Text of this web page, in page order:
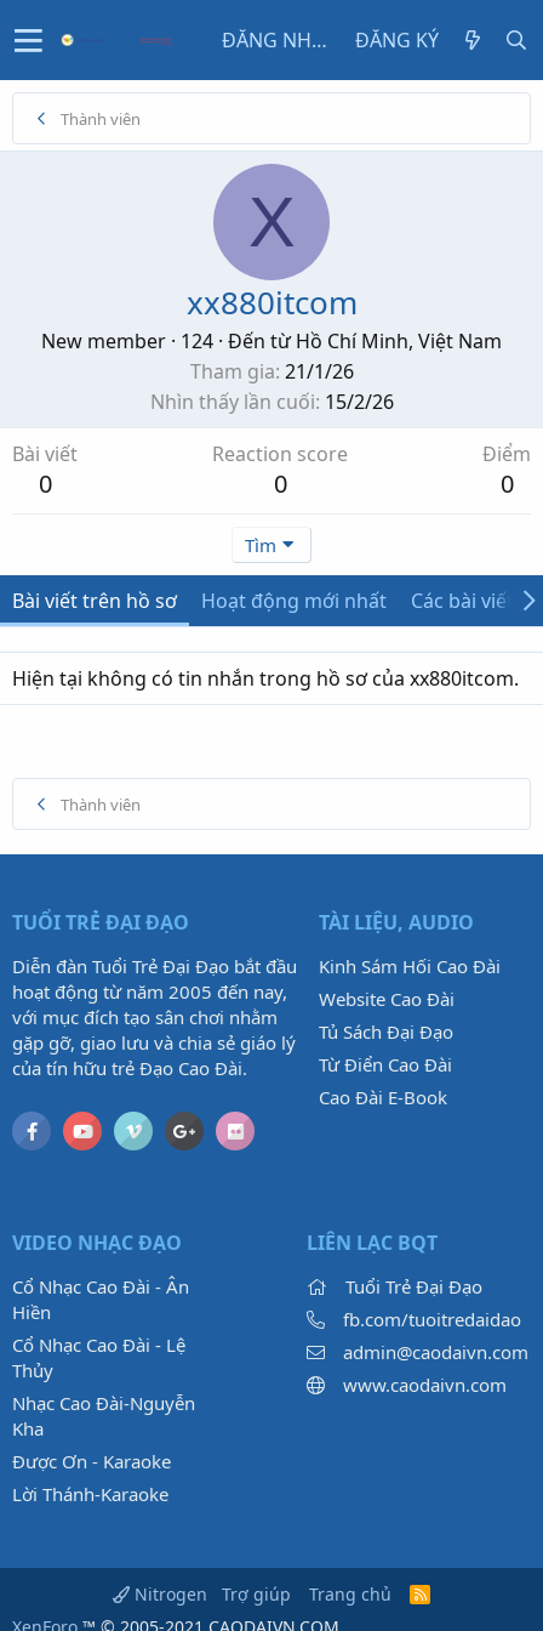
ĐĂNG NHẬP ĐĂNG KÝ
Thành viên
X
xx880itcom
New member · 124 · Đến từHồ Chí Minh, Việt Nam
Tham gia 21/1/26
Nhìn thấy lần cuối 15/2/26
Bài viết
0
Reaction score
0
Điểm
0
Tìm
Bài viết trên hồ sơ Hoạt động mới nhất Các bài viết
Hiện tại không có tin nhắn trong hồ sơ của xx880itcom.
Thành viên
TUỔI TRẺ ĐẠI ĐẠO
Diễn đàn Tuổi Trẻ Đại Đạo bắt đầu
hoạt động từ năm 2005 đến nay,
với mục đích tạo sân chơi nhằm
gặp gỡ, giao lưu và chia sẻ giáo lý
của tín hữu trẻ Đạo Cao Đài.
TÀI LIỆU, AUDIO
Kinh Sám Hối Cao Đài
Website Cao Đài
Tủ Sách Đại Đạo
Từ Điển Cao Đài
Cao Đài E-Book
VIDEO NHẠC ĐẠO
Cổ Nhạc Cao Đài - Ân
Hiền
Cổ Nhạc Cao Đài - Lệ
Thủy
Nhạc Cao Đài-Nguyễn
Kha
Được Ơn - Karaoke
Lời Thánh-Karaoke
LIÊN LẠC BQT
Tuổi Trẻ Đại Đạo
fb.com/tuoitredaidao
admin@caodaivn.com
www.caodaivn.com
Nitrogen Trợ giúp Trang chủ
R